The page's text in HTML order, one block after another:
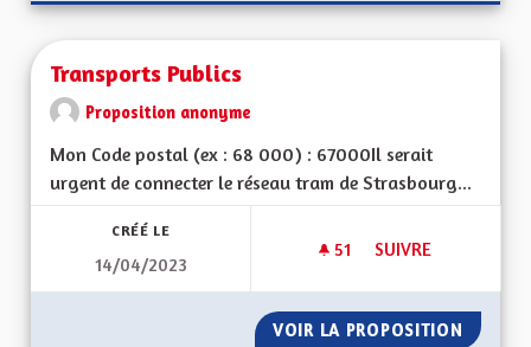
Transports Publics
Proposition anonyme
Mon Code postal (ex : 68 000) : 67000Il serait
urgent de connecter le réseau tram de Strasbourg...
CRÉÉ LE
14/04/2023
51 51 ABONNÉS
SUIVRE
VOIR LA PROPOSITION